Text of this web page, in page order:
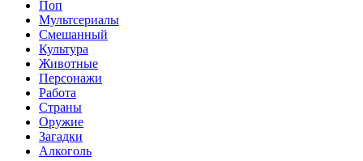
Поп
Мультсериалы
Смешанный
Культура
Животные
Персонажи
Работа
Страны
Оружие
Загадки
Алкоголь